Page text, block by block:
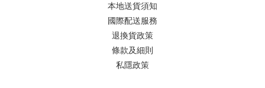
本地送貨須知
國際配送服務
退換貨政策
條款及細則
私隱政策